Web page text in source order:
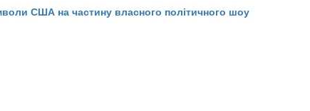
США на частину власного політичного шоу